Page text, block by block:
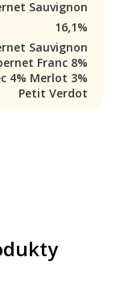
Sauvignon
16,1%
Sauvignon
Franc 8%
4% Merlot 3%
Petit Verdot